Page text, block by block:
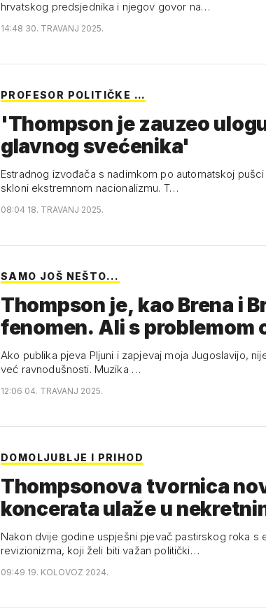
hrvatskog predsjednika i njegov govor na…
14:48 30. TRAVANJ 2025.
PROFESOR POLITIČKE …
'Thompson je zauzeo
glavnog svećenika'
Estradnog izvođača s nadimkom po automatskoj
skloni ekstremnom nacionalizmu. T…
08:04 18. TRAVANJ 2025.
SAMO JOŠ NEŠTO...
Thompson je, kao Brena i
fenomen. Ali s problemom
Ako publika pjeva Pljuni i zapjevaj moja Jugoslavijo,
već ravnodušnosti. Muzika …
12:06 04. TRAVANJ 2025.
DOMOLJUBLJE I PRIHOD
Thompsonova tvornica novca -
koncerata ulaže u
Nakon dvije godine uspješni pjevač pastirskog roka s
revizionizma, koji želi biti važan politički…
09:49 19. KOLOVOZ 2024.